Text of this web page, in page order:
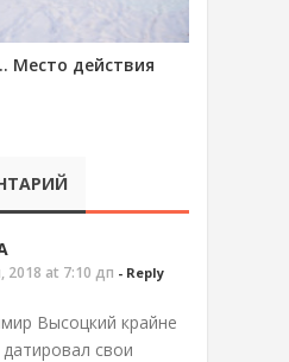
Место действия
2018 at 7:10 дп - Reply
Высоцкий крайне
свои